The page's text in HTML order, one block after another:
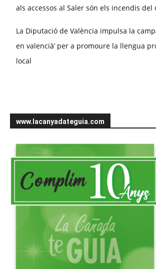
als accessos al Saler són els incendis del
La Diputació de València impulsa la
en valencià’ per a promoure la llengua
local
www.lacanyadateguia.com